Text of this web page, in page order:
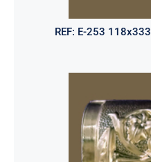
REF: E-253 118x333